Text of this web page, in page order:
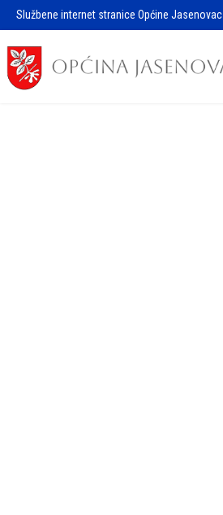
Službene internet stranice Općine Jasenovac